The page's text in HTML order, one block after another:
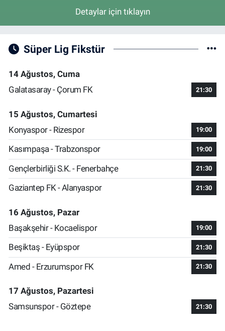
Detaylar için tıklayın
Süper Lig Fikstür
14 Ağustos, Cuma
Galatasaray - Çorum FK
21:30
15 Ağustos, Cumartesi
Konyaspor - Rizespor
19:00
Kasımpaşa - Trabzonspor 19:00
Gençlerbirliği S.K. - Fenerbahçe 21:30
Gaziantep FK - Alanyaspor 21:30
16 Ağustos, Pazar
Başakşehir - Kocaelispor
19:00
Beşiktaş - Eyüpspor 21:30
Amed - Erzurumspor FK 21:30
17 Ağustos, Pazartesi
Samsunspor - Göztepe
21:30